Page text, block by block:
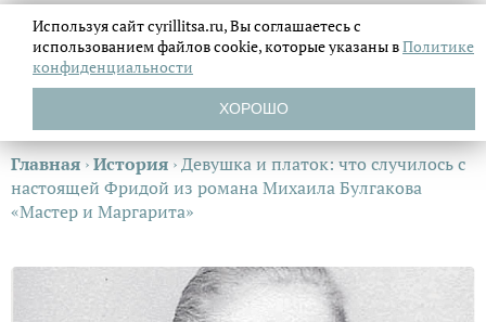
Главная ›История ›Девушка и платок: что случилось с
настоящей Фридой из романа Михаила Булгакова
«Мастер и Маргарита»
Используя сайт cyrillitsa.ru, Вы соглашаетесь с
использованием файловcookie, которые указаны вПолитике
конфиденциальности
ХОРОШО